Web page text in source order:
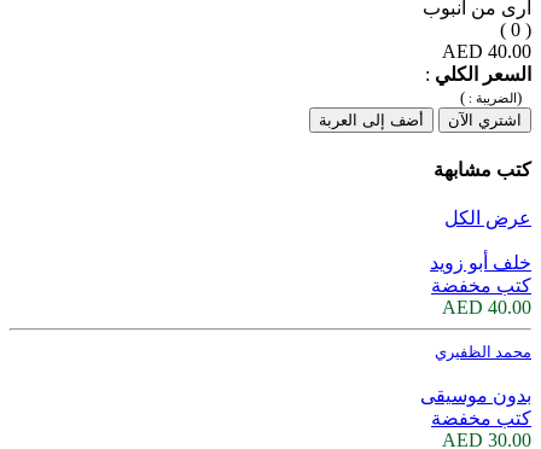
ارى من انبوب
( 0 )
40.00 AED
السعر الكلي :
(الضريبة : )
اشتري الآن
أضف إلى العربة
كتب مشابهة
عرض الكل
خلف أبو زويد
كتب مخفضة
40.00 AED
محمد الظفيري
بدون موسيقى
كتب مخفضة
30.00 AED